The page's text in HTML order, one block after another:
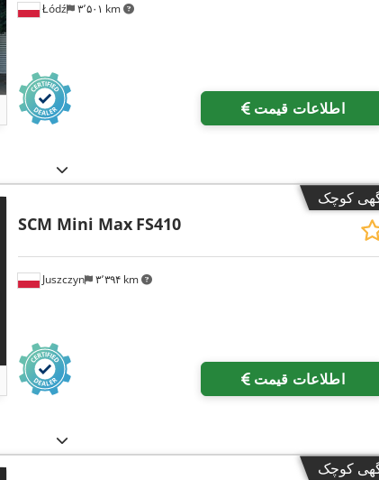
Łódź ۳٬۵۰۱ km
اطلاعات قیمت
کوچک
Juszczyn ۳٬۳۹۴ km
SCM Mini Max FS410
اطلاعات قیمت
کوچک